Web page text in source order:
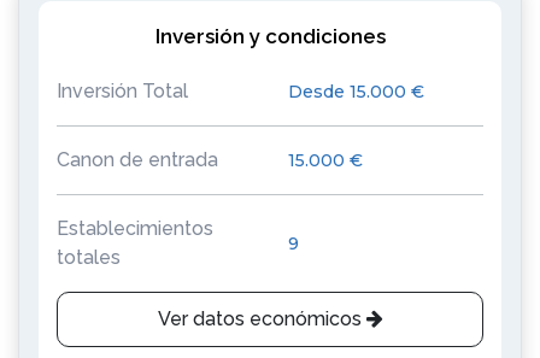
Inversión y condiciones
Inversión Total Desde 15.000 €
Canon de entrada 15.000 €
Establecimientos
totales
9
Ver datos económicos